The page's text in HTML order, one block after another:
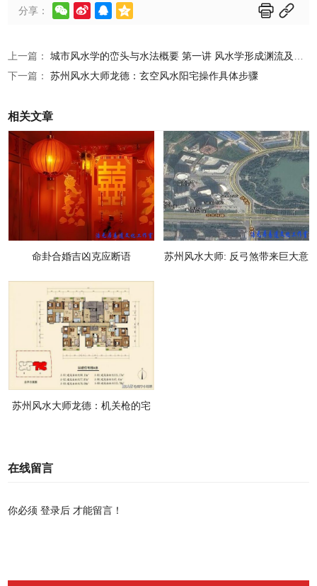
分享：      
上一篇：城市风水学的峦头与水法概要 第一讲 风水学形成渊流及发展
下一篇：苏州风水大师龙德：玄空风水阳宅操作具体步骤
相关文章
命卦合婚吉凶克应断语
苏州风水大师: 反弓煞带来巨大意
苏州风水大师龙德：机关枪的宅
在线留言
你必须登录后 才能留言！